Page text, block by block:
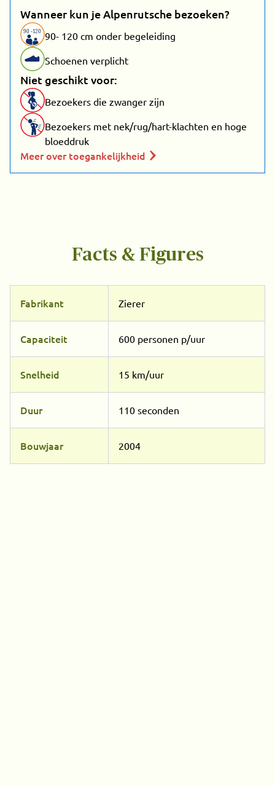
Wanneer kun je Alpenrutsche bezoeken?
90 -120 90- 120 cm onder begeleiding
Schoenen verplicht
Niet geschikt voor:
Bezoekers die zwanger zijn
Bezoekers met nek/rug/hart-klachten en hoge
bloeddruk
Meer over toegankelijkheid
Facts & Figures
Fabrikant Zierer
Capaciteit 600 personen p/uur
Snelheid 15 km/uur
Duur 110 seconden
Bouwjaar 2004